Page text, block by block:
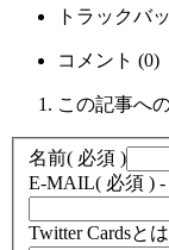
トラックバ
コメント (0)
この記事へ
名前( 必須 )
E-MAIL( 必須 )
Twitter Cardsとは